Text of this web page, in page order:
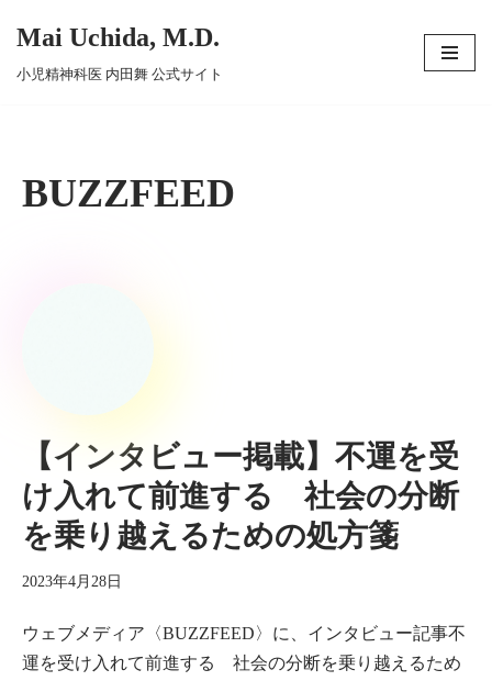
ツ
へ
Mai Uchida, M.D.
小児精神科医 内田舞 公式サイト
BUZZFEED
【インタビュー掲載】不運を受
け入れて前進する 社会の分断
を乗り越えるための処方箋
2023年4月28日
ウェブメディア〈BUZZFEED〉に、インタビュー記事不
運を受け入れて前進する 社会の分断を乗り越えるため